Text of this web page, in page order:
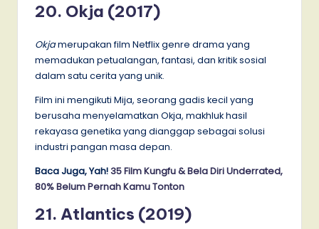
20. Okja (2017)
Okjamerupakan film Netflix genre drama yang
memadukan petualangan, fantasi, dan kritik sosial
dalam satu cerita yang unik.
Film ini mengikuti Mija, seorang gadis kecil yang
berusaha menyelamatkan Okja, makhluk hasil
rekayasa genetika yang dianggap sebagai solusi
industri pangan masa depan.
Baca Juga, Yah! 35 Film Kungfu & Bela Diri Underrated,
80% Belum Pernah Kamu Tonton
21. Atlantics (2019)